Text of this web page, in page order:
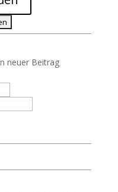
neuer Beitrag